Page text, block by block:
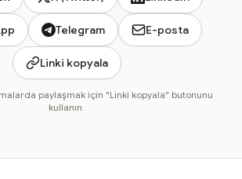
Telegram E-posta
Linki kopyala
paylaşmak için "Linki kopyala" butonunu
kullanın.